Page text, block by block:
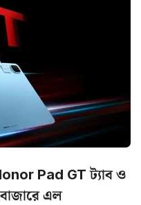
Pad GT ট্যাব ও
এল